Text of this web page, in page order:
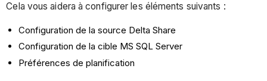
Cela vous aidera à configurer les éléments suivants :
Configuration de la source Delta Share
Configuration de la cible MS SQL Server
Préférences de planification